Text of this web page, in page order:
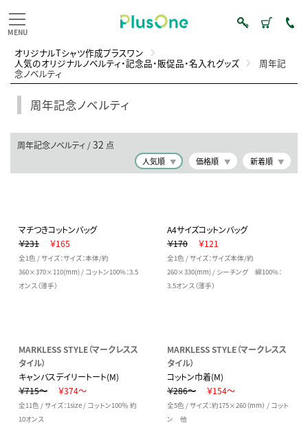
オリジナルTシャツ作成プラスワン
人気のオリジナルノベルティ・記念品・販促品・名入れグッズ 周年記
念ノベルティ
周年記念ノベルティ
周年記念ノベルティ /32 点
人気順 価格順 新着順
マチつきコットンバッグ
￥231
￥165
全1色 / サイズ：サイズ：本体/約
360×370×110(mm) / コットン100%：3.5
オンス（薄手）
A4サイズコットンバッグ
￥170
￥121
全1色 / サイズ：サイズ本体/約
260×330(mm) / シーチング 綿100%：
3.5オンス（薄手）
MARKLESS STYLE（マークレスス
タイル）
キャンバスデイリートート(M)
￥715～
￥374～
全11色 / サイズ：1size / コットン100％ 約
10オンス
MARKLESS STYLE（マークレスス
タイル）
コットン巾着(M)
￥286～
￥154～
全5色 / サイズ：約175×260（mm） / コット
ン 他